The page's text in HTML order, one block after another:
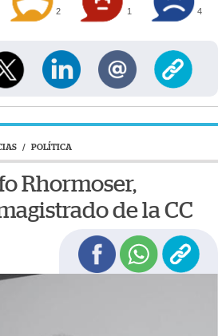
2 1 4
/ POLÍTICA
Rhormoser,
de la CC